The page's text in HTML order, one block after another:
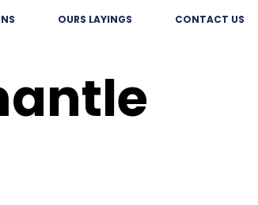
OURS LAYINGS CONTACT US